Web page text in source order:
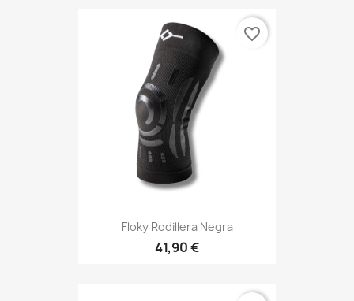
Floky Rodillera Negra
41,90 €
favorite_border